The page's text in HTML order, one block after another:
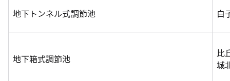
地下トンネル式調節池 白
地下箱式調節池
比
城